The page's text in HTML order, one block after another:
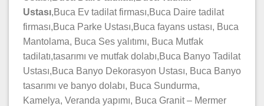
Ustası,Buca Ev tadilat firması,Buca Daire tadilat
firması,Buca Parke Ustası,Buca fayans ustası, Buca
Mantolama, Buca Ses yalıtımı, Buca Mutfak
tadilatı,tasarımı ve mutfak dolabı,Buca Banyo Tadilat
Ustası,Buca Banyo Dekorasyon Ustası, Buca Banyo
tasarımı ve banyo dolabı, Buca Sundurma,
Kamelya, Veranda yapımı, Buca Granit – Mermer